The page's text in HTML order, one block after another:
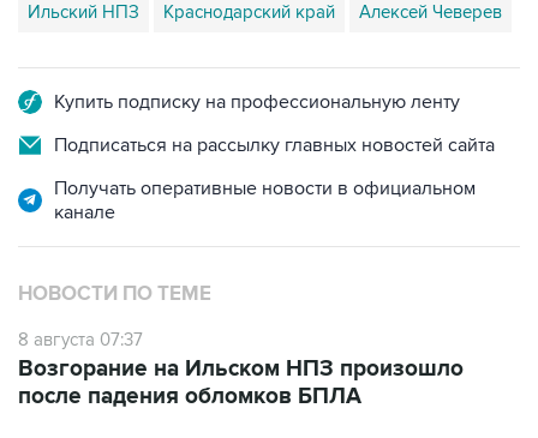
Ильский НПЗ Краснодарский край Алексей Чеверев
Купить подписку на профессиональную ленту
Подписаться на рассылку главных новостей сайта
Получать оперативные новости в официальном
канале
НОВОСТИ ПО ТЕМЕ
8 августа 07:37
Возгорание на Ильском НПЗ произошло
после падения обломков БПЛА